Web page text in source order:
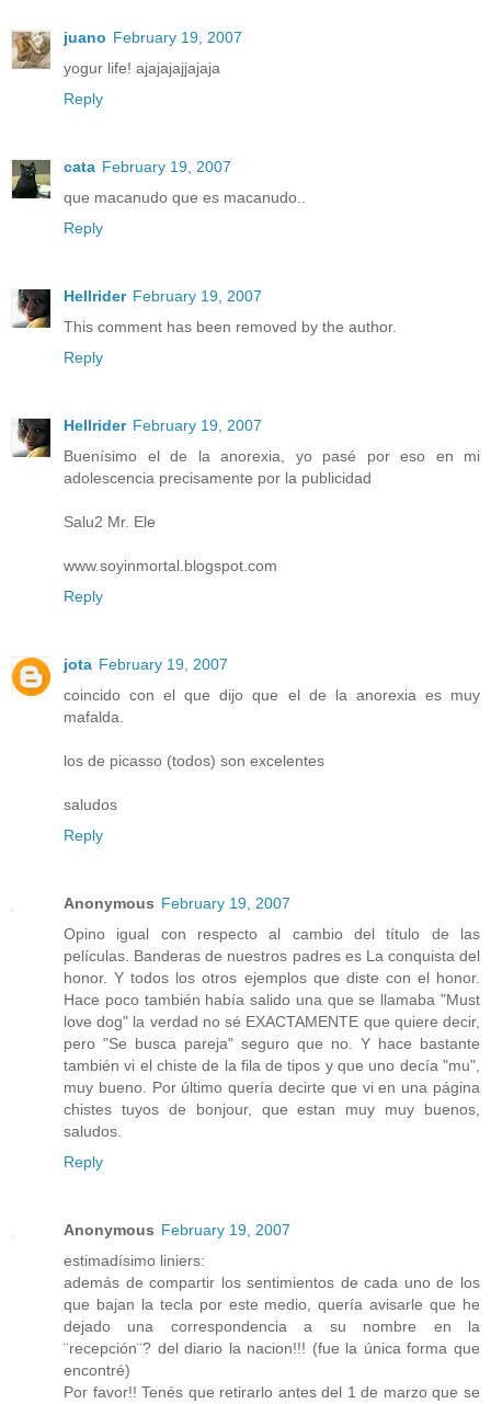
juano February 19, 2007
yogur life! ajajajajjajaja
Reply
cata February 19, 2007
que macanudo que es macanudo..
Reply
Hellrider February 19, 2007
This comment has been removed by the author.
Reply
Hellrider February 19, 2007
Buenísimo el de la anorexia, yo pasé por eso en mi
adolescencia precisamente por la publicidad
Salu2 Mr. Ele
www.soyinmortal.blogspot.com
Reply
jota February 19, 2007
coincido con el que dijo que el de la anorexia es muy
mafalda.
los de picasso (todos) son excelentes
saludos
Reply
Anonymous February 19, 2007
Opino igual con respecto al cambio del título de las
películas. Banderas de nuestros padres es La conquista del
honor. Y todos los otros ejemplos que diste con el honor.
Hace poco también había salido una que se llamaba "Must
love dog" la verdad no sé EXACTAMENTE que quiere decir,
pero "Se busca pareja" seguro que no. Y hace bastante
también vi el chiste de la fila de tipos y que uno decía "mu",
muy bueno. Por último quería decirte que vi en una página
chistes tuyos de bonjour, que estan muy muy buenos,
saludos.
Reply
Anonymous February 19, 2007
estimadísimo liniers:
además de compartir los sentimientos de cada uno de los
que bajan la tecla por este medio, quería avisarle que he
dejado una correspondencia a su nombre en la
¨recepción¨? del diario la nacion!!! (fue la única forma que
encontré)
Por favor!! Tenés que retirarlo antes del 1 de marzo que se